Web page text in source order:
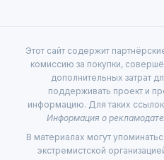
Этот сайт содержит
комиссию за покупки,
дополнительных затрат
поддерживать проект и
информацию. Для таких
Информация о
В материалах могут
экстремистской